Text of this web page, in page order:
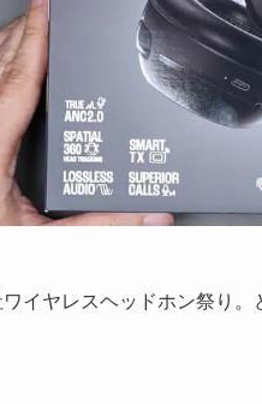
イヤレスヘッドホン祭り。